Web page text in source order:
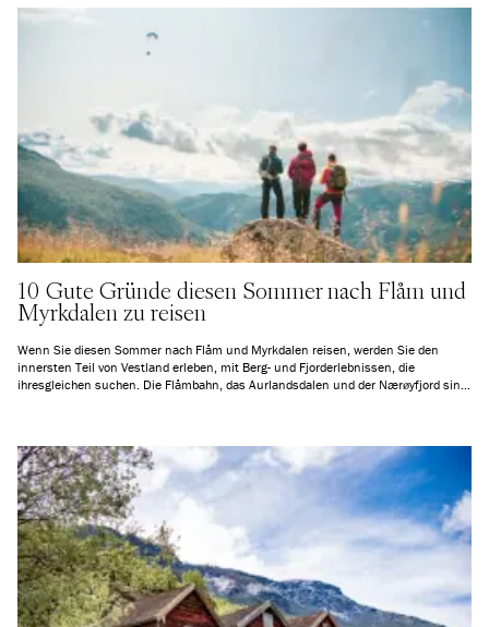
10 Gute Gründe diesen Sommer nach Flåm und
Myrkdalen zu reisen
Wenn Sie diesen Sommer nach Flåm und Myrkdalen reisen, werden Sie den
innersten Teil von Vestland erleben, mit Berg- und Fjorderlebnissen, die
ihresgleichen suchen. Die Flåmbahn, das Aurlandsdalen und der Nærøyfjord sind
Sommerurlaub in Myrkdalen und Flåm verbringen sollten, hier. Übersetzt mit
DeepL.com (kostenlose Version)